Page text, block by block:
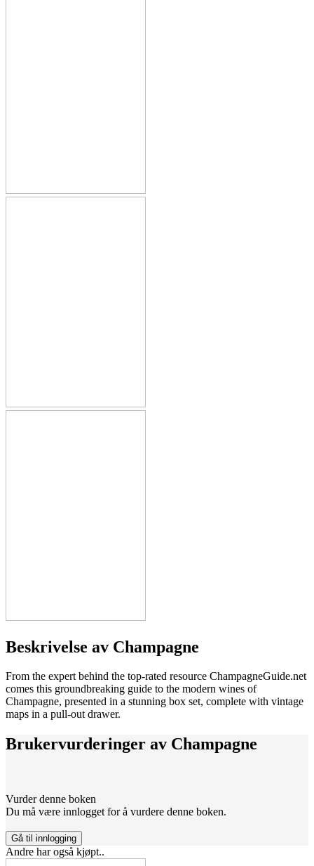
Beskrivelse av Champagne
From the expert behind the top-rated resource ChampagneGuide.net
comes this groundbreaking guide to the modern wines of
Champagne, presented in a stunning box set, complete with vintage
maps in a pull-out drawer.
Brukervurderinger av Champagne
Vurder denne boken
Du må være innlogget for å vurdere denne boken.
Gå til innlogging
Andre har også kjøpt..